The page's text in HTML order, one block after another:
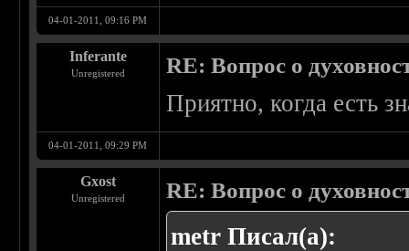
04-01-2011, 09:16 PM
Inferante
Unregistered RE: Вопрос о
Приятно, когда есть
04-01-2011, 09:29 PM
Gxost
Unregistered RE: Вопрос о
metr Писал(а):